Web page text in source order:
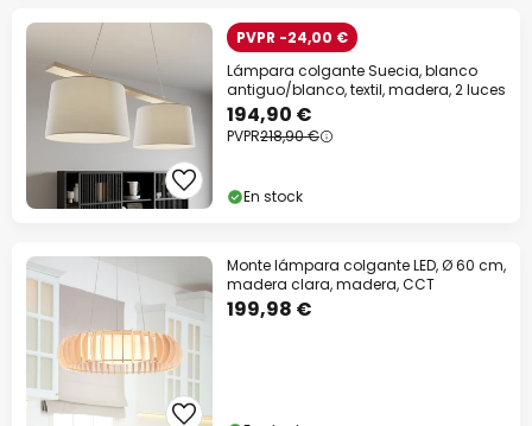
PVPR -24,00 €
Lámpara colgante Suecia, blanco
antiguo/blanco, textil, madera, 2 luces
194,90 €
PVPR218,90 €
En stock
Monte lámpara colgante LED, Ø 60 cm,
madera clara, madera, CCT
199,98 €